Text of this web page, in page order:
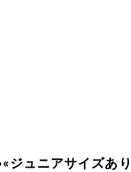
ジュニアサイズあ